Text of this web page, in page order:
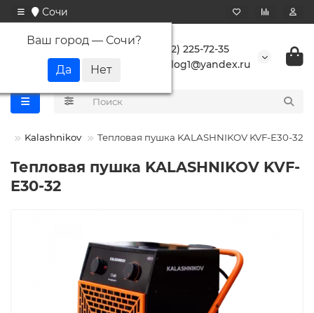
Сочи
Ваш город — Сочи?
+7 (862) 225-72-35
buranlog1@yandex.ru
Kalashnikov Тепловая пушка KALASHNIKOV KVF-E30-32
Тепловая пушка KALASHNIKOV KVF-
E30-32